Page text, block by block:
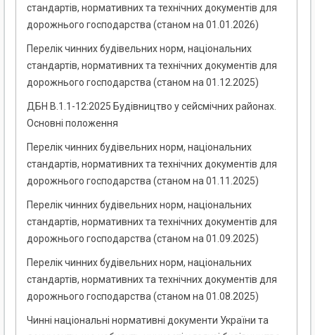
стандартів, нормативних та технічних документів для
дорожнього господарства (станом на 01.01.2026)
Перелік чинних будівельних норм, національних
стандартів, нормативних та технічних документів для
дорожнього господарства (станом на 01.12.2025)
ДБН В.1.1-12:2025 Будівництво у сейсмічних районах.
Основні положення
Перелік чинних будівельних норм, національних
стандартів, нормативних та технічних документів для
дорожнього господарства (станом на 01.11.2025)
Перелік чинних будівельних норм, національних
стандартів, нормативних та технічних документів для
дорожнього господарства (станом на 01.09.2025)
Перелік чинних будівельних норм, національних
стандартів, нормативних та технічних документів для
дорожнього господарства (станом на 01.08.2025)
Чинні національні нормативні документи України та